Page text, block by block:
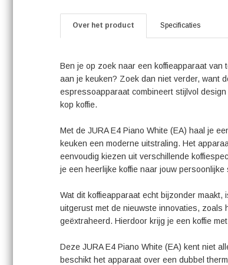
Over het product Specificaties
Ben je op zoek naar een koffieapparaat van
aan je keuken? Zoek dan niet verder, want
espressoapparaat combineert stijlvol
kop koffie.
Met de JURA E4 Piano White (EA) haal je
keuken een moderne uitstraling. Het
eenvoudig kiezen uit verschillende
je een heerlijke koffie naar jouw persoonlijke
Wat dit koffieapparaat echt bijzonder
uitgerust met de nieuwste innovaties, zoals
geëxtraheerd. Hierdoor krijg je een koffie
Deze JURA E4 Piano White (EA) kent niet
beschikt het apparaat over een dubbel